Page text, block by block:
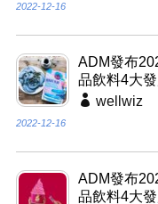
2022-12-16
ADM發布
品飲料4大
wellwiz
2022-12-16
ADM發布
品飲料4大